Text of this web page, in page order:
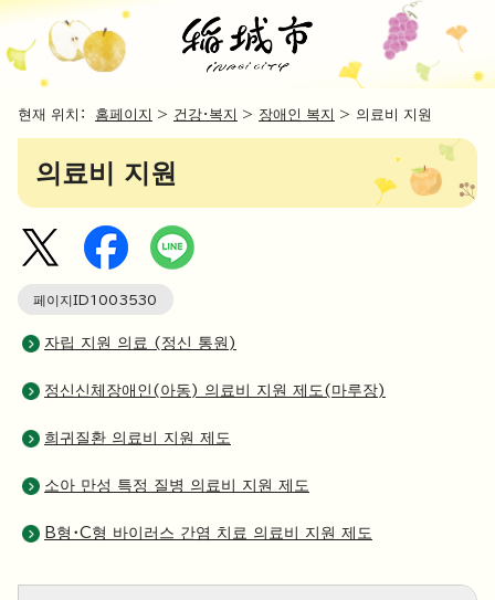
현재 위치： 홈페이지 > 건강・복지 > 장애인 복지 > 의료비 지원
의료비 지원
페이지ID1003530
자립 지원 의료 (정신 통원)
정신신체장애인(아동) 의료비 지원 제도(마루장)
희귀질환 의료비 지원 제도
소아 만성 특정 질병 의료비 지원 제도
B형・C형 바이러스 간염 치료 의료비 지원 제도